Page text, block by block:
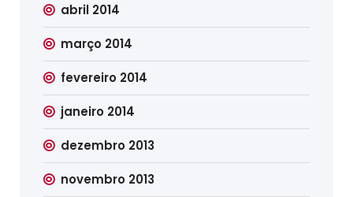
abril 2014
março 2014
fevereiro 2014
janeiro 2014
dezembro 2013
novembro 2013